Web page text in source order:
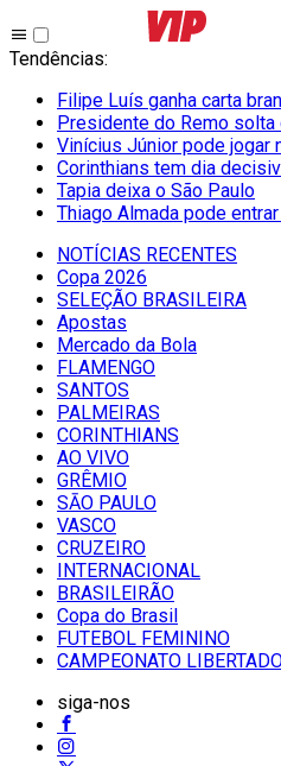
Tendências:
Filipe Luís ganha carta
Presidente do Remo solta
Vinícius Júnior pode jogar
Corinthians tem dia
Tapia deixa o São Paulo
Thiago Almada pode
NOTÍCIAS RECENTES
Copa 2026
SELEÇÃO BRASILEIRA
Apostas
Mercado da Bola
FLAMENGO
SANTOS
PALMEIRAS
CORINTHIANS
AO VIVO
GRÊMIO
SĀO PAULO
VASCO
CRUZEIRO
INTERNACIONAL
BRASILEIRÃO
Copa do Brasil
FUTEBOL FEMININO
CAMPEONATO
siga-nos